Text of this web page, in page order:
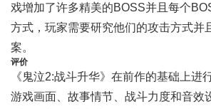
戏增加了许多精美的BOSS并且每个
方式，玩家需要研究他们的攻击方式并
案。
评价
《鬼泣2:战斗升华》在前作的基础上进
游戏画面、故事情节、战斗力度和音效